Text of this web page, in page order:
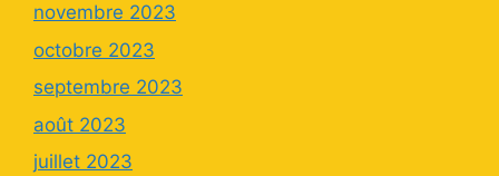
novembre 2023
octobre 2023
septembre 2023
août 2023
juillet 2023